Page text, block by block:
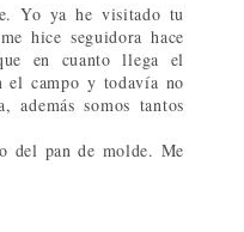
Yo ya he visitado tu
hice seguidora hace
en cuanto llega el
el campo y todavía no
además somos tantos
del pan de molde. Me